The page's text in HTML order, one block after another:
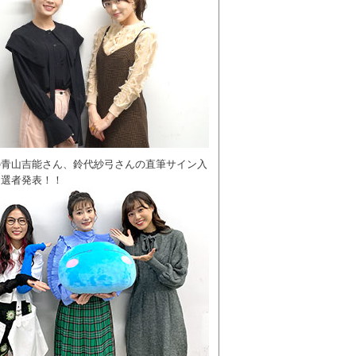
山吉能さん、鈴代紗弓さんの直筆サイン入
者発表！！